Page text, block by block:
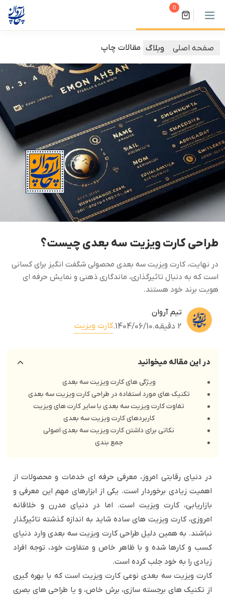
0
صفحه اصلی وبلاگ مقالات چاپ
طراحی کارت ویزیت سه بعدی چیست؟
در نهایت، کارت ویزیت سه بعدی محصولی شگفت انگیز برای کسانی
است که به دنبال تاثیرگذاری، ماندگاری ذهنی و نمایش حرفه ای
هویت برند خود هستند.
تیم آروان
2 دقیقه
.
1404/06/10
.کارت ویزیت
در این مقاله میخوانید
ویژگی های کارت ویزیت سه بعدی
تکنیک های مورد استفاده در طراحی کارت ویزیت سه بعدی
تفاوت کارت ویزیت سه بعدی با سایر کارت های ویزیت
کاربردهای کارت ویزیت سه بعدی
نکاتی برای داشتن کارت ویزیت سه بعدی اصولی
جمع بندی
در دنیای رقابتی امروز، معرفی حرفه ای خدمات و محصولات از
اهمیت زیادی برخوردار است. یکی از ابزارهای مهم این معرفی و
بازاریابی، کارت ویزیت است. اما در دنیای مدرن و خلاقانه
امروزی، کارت ویزیت های ساده شاید به اندازه گذشته تاثیرگذار
نباشند. به همین دلیل طراحی کارت ویزیت سه بعدی وارد دنیای
کسب و کارها شده و با ظاهر خاص و متفاوت خود، توجه افراد
زیادی را به خود جلب کرده است.
کارت ویزیت سه بعدی نوعی کارت ویزیت است که با بهره گیری
از تکنیک های برجسته سازی، برش خاص، و یا طراحی های بصری